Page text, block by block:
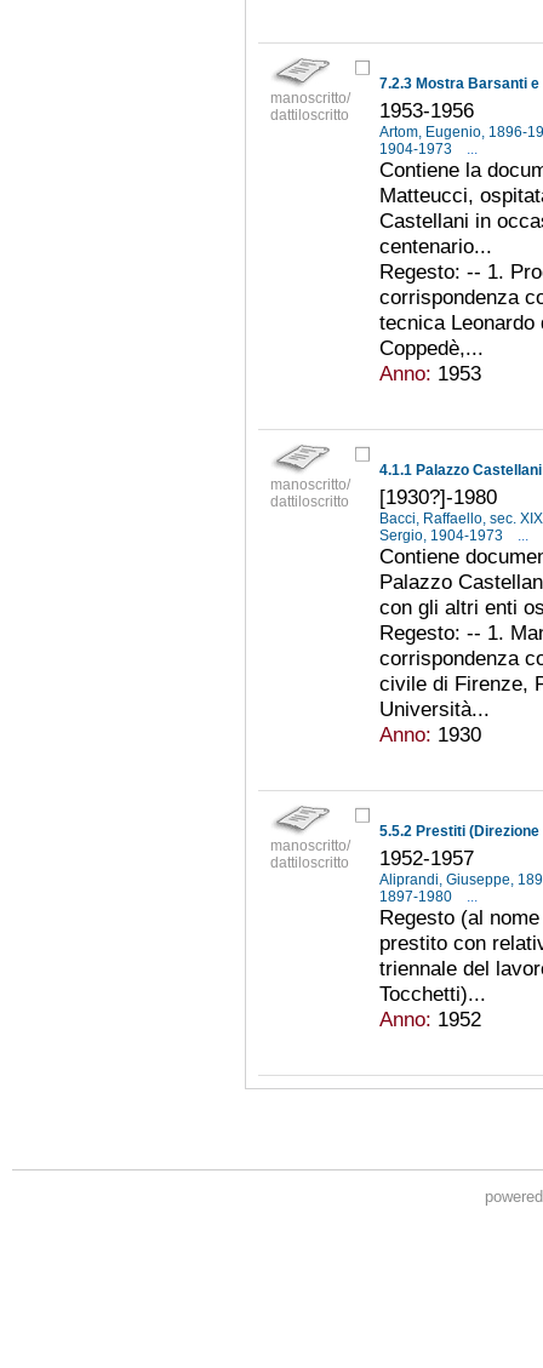
manoscritto/
dattiloscritto
7.2.3 Mostra Barsanti
1953-1956
Artom, Eugenio, 1896-
1904-1973
Contiene la
Matteucci,
Castellani in
centenario...
Regesto: -- 1.
corrispondenza
tecnica
Coppedè,...
Anno: 1953
manoscritto/
dattiloscritto
4.1.1 Palazzo
[1930?]-1980
Bacci, Raffaello, sec.
Sergio, 1904-1973
Contiene
Palazzo
con gli altri enti
Regesto: -- 1.
corrispondenza
civile di Firenze,
Università...
Anno: 1930
manoscritto/
dattiloscritto
5.5.2 Prestiti
1952-1957
Aliprandi, Giuseppe,
1897-1980
Regesto (al
prestito con
triennale del
Tocchetti)...
Anno: 1952